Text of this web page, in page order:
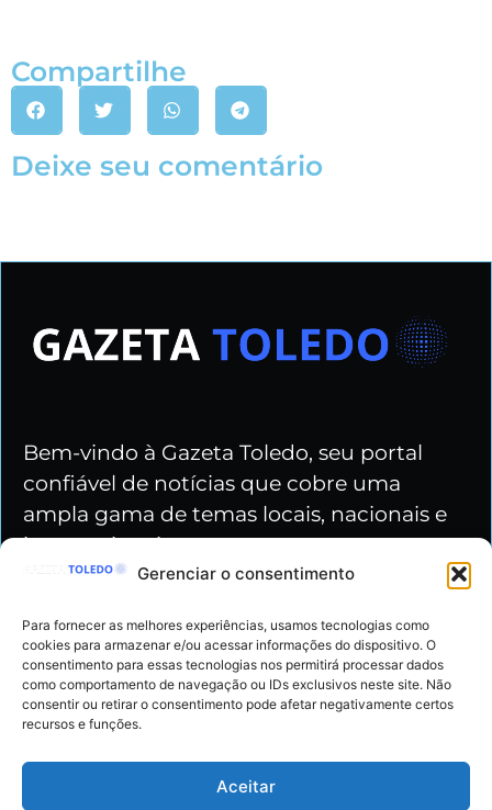
Gerenciar o consentimento
Para fornecer as melhores experiências, usamos tecnologias como
cookies para armazenar e/ou acessar informações do dispositivo. O
consentimento para essas tecnologias nos permitirá processar dados
como comportamento de navegação ou IDs exclusivos neste site. Não
consentir ou retirar o consentimento pode afetar negativamente certos
recursos e funções.
Aceitar
Compartilhe
Deixe seu comentário
Bem-vindo à Gazeta Toledo, seu portal
confiável de notícias que cobre uma
ampla gama de temas locais, nacionais e
internacionais.
Nossas redes
Gazeta Toledo - Copyright © 2024 Todos os